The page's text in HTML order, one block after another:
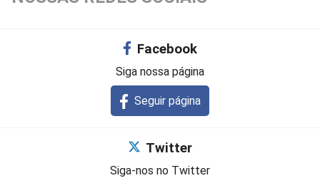
Facebook
Siga nossa página
Seguir página
Twitter
Siga-nos no Twitter